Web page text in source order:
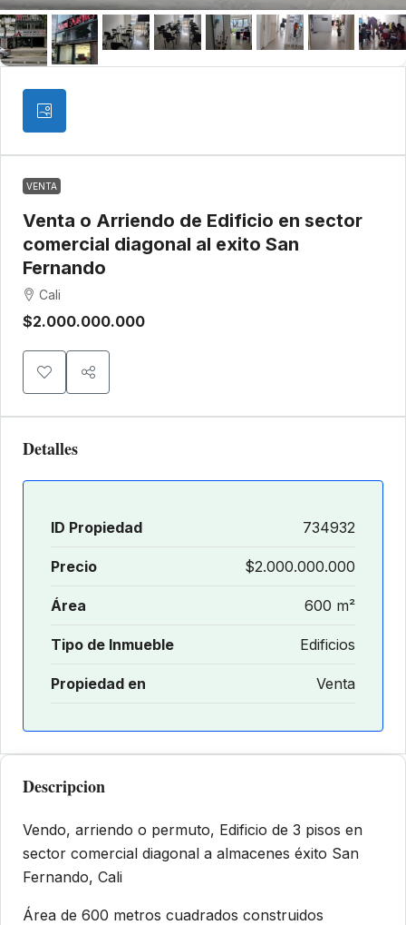
VENTA
Venta o Arriendo de Edificio en sector
comercial diagonal al exito San
Fernando
Cali
$2.000.000.000
Detalles
ID Propiedad 734932
Precio $2.000.000.000
Área 600 m²
Tipo de Inmueble Edificios
Propiedad en Venta
Descripcion
Vendo, arriendo o permuto, Edificio de 3 pisos en
sector comercial diagonal a almacenes éxito San
Fernando, Cali
Área de 600 metros cuadrados construidos